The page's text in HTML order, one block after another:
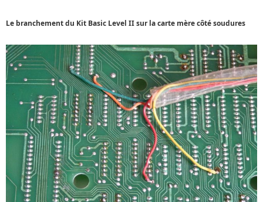
Le branchement du Kit Basic Level II sur la carte mère côté soudures